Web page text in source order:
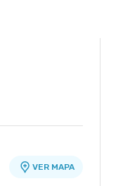
VER MAPA